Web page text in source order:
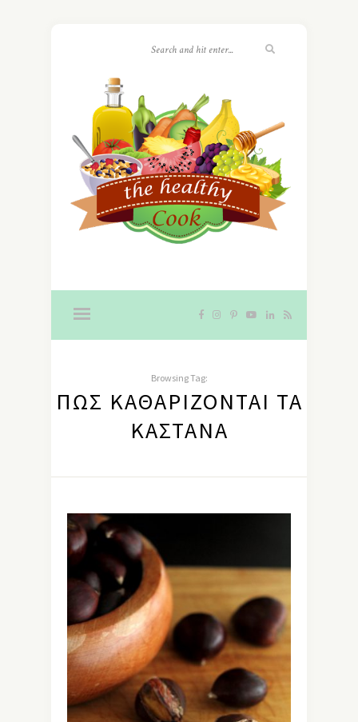
Browsing Tag:
ΠΩΣ ΚΑΘΑΡΊΖΟΝΤΑΙ ΤΑ
ΚΆΣΤΑΝΑ